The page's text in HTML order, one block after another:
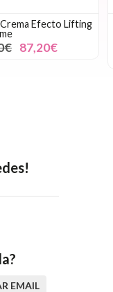
Efecto Lifting
87,20€
EMAIL